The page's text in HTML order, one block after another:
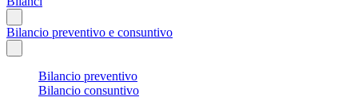
Bilancio preventivo e consuntivo
Bilancio preventivo
Bilancio consuntivo